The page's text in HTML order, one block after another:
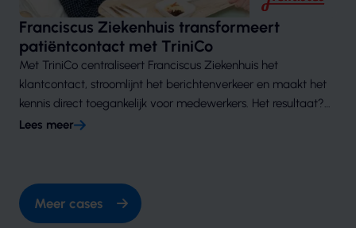
Franciscus Ziekenhuis transformeert
patiëntcontact met TriniCo
Met TriniCo centraliseert Franciscus Ziekenhuis het
klantcontact, stroomlijnt het berichtenverkeer en maakt het
kennis direct toegankelijk voor medewerkers. Het resultaat?
Snellere service, minder fouten en hogere
Lees meer
Meer cases